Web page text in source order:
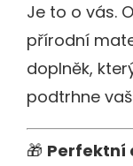
Je to o vás.
přírodní
doplněk,
podtrhne
🎁 Perfektní